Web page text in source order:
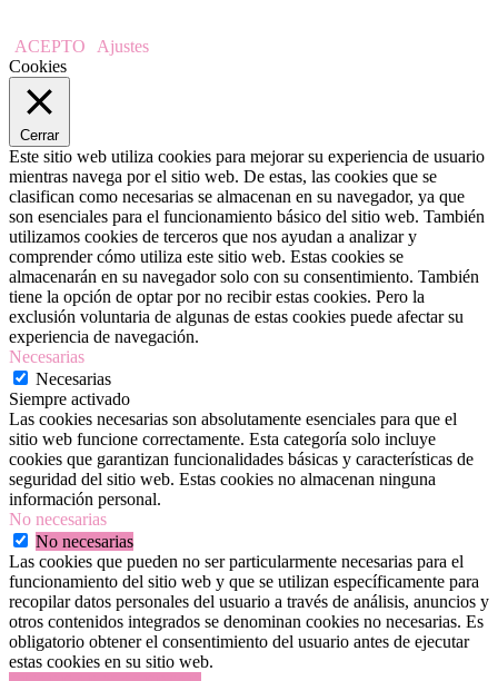
ACEPTO
Ajustes
Cookies
Cerrar
Este sitio web utiliza cookies para mejorar su experiencia de usuario
mientras navega por el sitio web. De estas, las cookies que se
clasifican como necesarias se almacenan en su navegador, ya que
son esenciales para el funcionamiento básico del sitio web. También
utilizamos cookies de terceros que nos ayudan a analizar y
comprender cómo utiliza este sitio web. Estas cookies se
almacenarán en su navegador solo con su consentimiento. También
tiene la opción de optar por no recibir estas cookies. Pero la
exclusión voluntaria de algunas de estas cookies puede afectar su
experiencia de navegación.
Necesarias
Necesarias
Siempre activado
Las cookies necesarias son absolutamente esenciales para que el
sitio web funcione correctamente. Esta categoría solo incluye
cookies que garantizan funcionalidades básicas y características de
seguridad del sitio web. Estas cookies no almacenan ninguna
información personal.
No necesarias
No necesarias
Las cookies que pueden no ser particularmente necesarias para el
funcionamiento del sitio web y que se utilizan específicamente para
recopilar datos personales del usuario a través de análisis, anuncios y
otros contenidos integrados se denominan cookies no necesarias. Es
obligatorio obtener el consentimiento del usuario antes de ejecutar
estas cookies en su sitio web.